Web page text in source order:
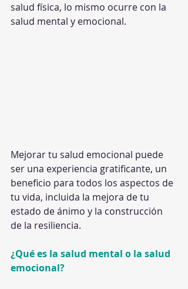
salud física, lo mismo ocurre con la
salud mental y emocional.
Mejorar tu salud emocional puede
ser una experiencia gratificante, un
beneficio para todos los aspectos de
tu vida, incluida la mejora de tu
estado de ánimo y la construcción
de la resiliencia.
¿Qué es la salud mental o la salud
emocional?